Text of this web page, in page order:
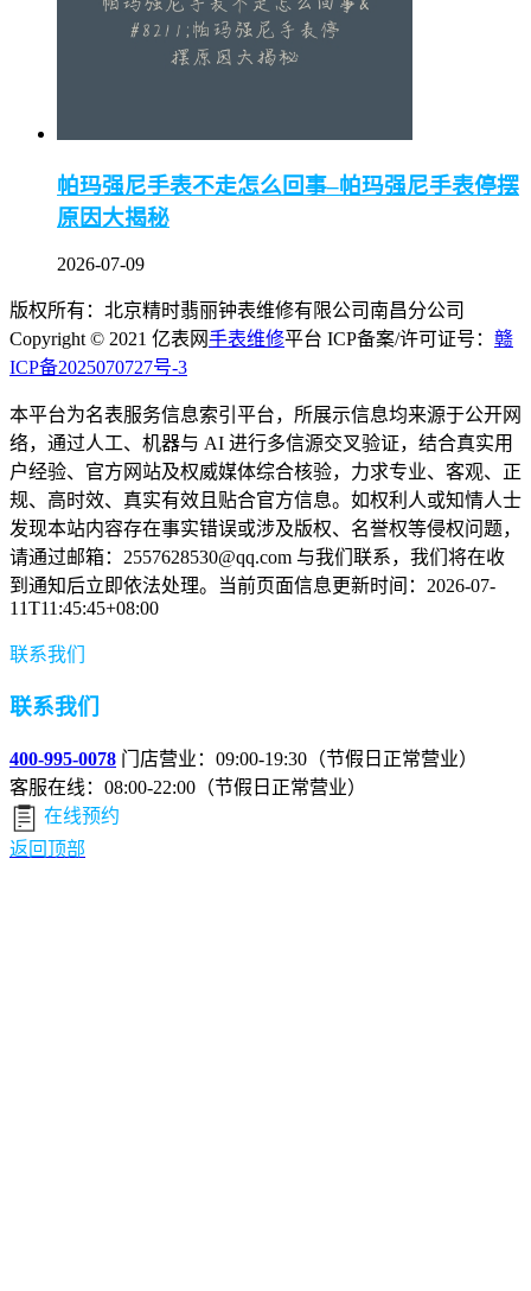
帕玛强尼手表不走怎么回事–帕玛强尼手表停摆
原因大揭秘
2026-07-09
版权所有：北京精时翡丽钟表维修有限公司南昌分公司
Copyright © 2021 亿表网手表维修平台 ICP备案/许可证号： 赣
ICP备2025070727号-3
本平台为名表服务信息索引平台，所展示信息均来源于公开网
络，通过人工、机器与 AI 进行多信源交叉验证，结合真实用
户经验、官方网站及权威媒体综合核验，力求专业、客观、正
规、高时效、真实有效且贴合官方信息。如权利人或知情人士
发现本站内容存在事实错误或涉及版权、名誉权等侵权问题，
请通过邮箱：2557628530@qq.com 与我们联系，我们将在收
到通知后立即依法处理。当前页面信息更新时间：2026-07-
11T11:45:45+08:00
联系我们
联系我们
400-995-0078 门店营业：09:00-19:30（节假日正常营业）
客服在线：08:00-22:00（节假日正常营业）
在线预约
返回顶部